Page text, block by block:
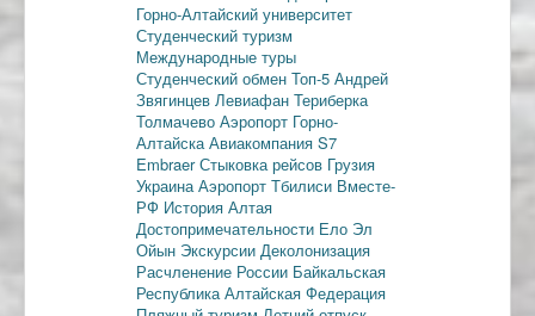
Горно-Алтайский университет
Студенческий туризм
Международные туры
Студенческий обмен Топ-5 Андрей
Звягинцев Левиафан Териберка
Толмачево Аэропорт Горно-
Алтайска Авиакомпания S7
EmbraerСтыковка рейсов Грузия
Украина Аэропорт Тбилиси Вместе-
РФ История Алтая
Достопримечательности Ело Эл
Ойын Экскурсии Деколонизация
Расчленение России Байкальская
Республика Алтайская Федерация